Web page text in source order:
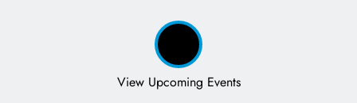
View Upcoming Events